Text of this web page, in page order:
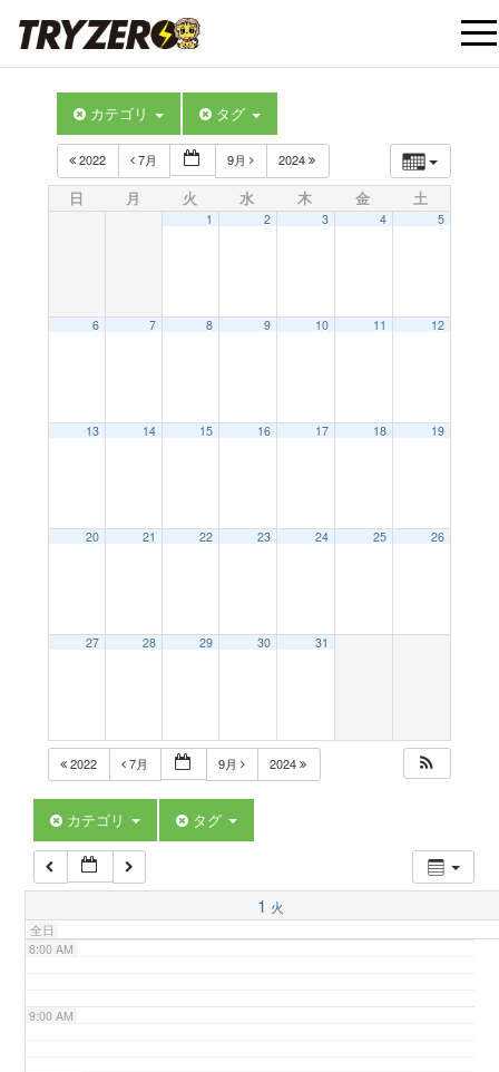
t
i
カテゴリ タグ
2022 7月 9月 2024
日 月 火 水 木 金 土
1 2 3 4 5
6 7 8 9 10 11 12
13 14 15 16 17 18 19
20 21 22 23 24 25 26
27 28 29 30 31
2022 7月 9月 2024
カテゴリ タグ
1 火
全日
5:00 AM
6:00 AM
7:00 AM
8:00 AM
9:00 AM